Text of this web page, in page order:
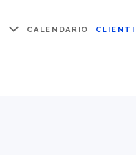
CALENDARIO CLIENTI